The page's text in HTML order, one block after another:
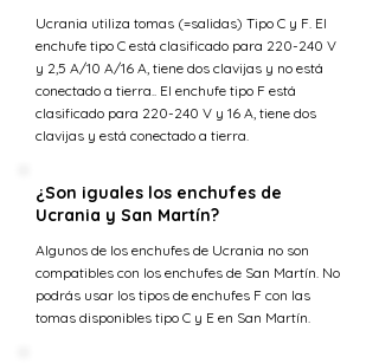
Ucrania utiliza tomas (=salidas) Tipo C y F. El
enchufe tipo C está clasificado para 220-240 V
y 2,5 A/10 A/16 A, tiene dos clavijas y no está
conectado a tierra.. El enchufe tipo F está
clasificado para 220-240 V y 16 A, tiene dos
clavijas y está conectado a tierra.
¿Son iguales los enchufes de
Ucrania y San Martín?
Algunos de los enchufes de Ucrania no son
compatibles con los enchufes de San Martín. No
podrás usar los tipos de enchufes F con las
tomas disponibles tipo C y E en San Martín.